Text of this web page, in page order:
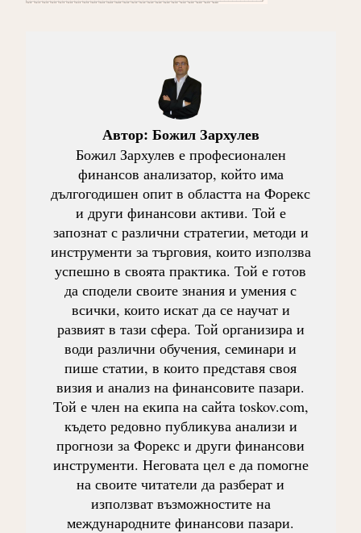
Автор: Божил Зархулев
Божил Зархулев е професионален
финансов анализатор, който има
дългогодишен опит в областта на Форекс
и други финансови активи. Той е
запознат с различни стратегии, методи и
инструменти за търговия, които използва
успешно в своята практика. Той е готов
да сподели своите знания и умения с
всички, които искат да се научат и
развият в тази сфера. Той организира и
води различни обучения, семинари и
пише статии, в които представя своя
визия и анализ на финансовите пазари.
Той е член на екипа на сайта toskov.com,
където редовно публикува анализи и
прогнози за Форекс и други финансови
инструменти. Неговата цел е да помогне
на своите читатели да разберат и
използват възможностите на
международните финансови пазари.